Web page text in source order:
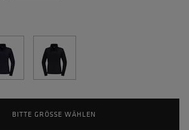
BITTE GRÖSSE WÄHLEN